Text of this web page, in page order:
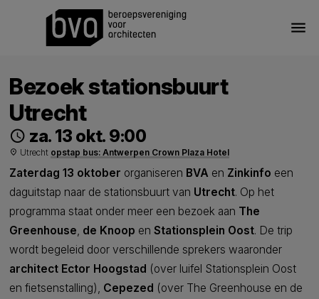
menu
Bezoek stationsbuurt
Utrecht
schedule za. 13 okt. 9:00
place Utrecht opstap bus: Antwerpen Crown Plaza Hotel
Zaterdag 13 oktober organiseren BVA en Zinkinfo een
daguitstap naar de stationsbuurt van Utrecht. Op het
programma staat onder meer een bezoek aan The
Greenhouse de Knoop en Stationsplein Oost. De trip
wordt begeleid door verschillende sprekers waaronder
architect Ector Hoogstad (over luifel Stationsplein Oost
en fietsenstalling), Cepezed (over The Greenhouse en de